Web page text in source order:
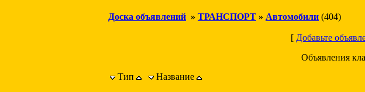
Доска объявлений » ТРАНСПОРТ » Автомобили (404)
[ Добавьте
Объявления
Тип
Название